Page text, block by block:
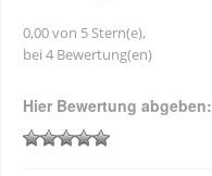
0,00 von 5 Stern(e),
bei 4 Bewertung(en)
Hier Bewertung abgeben: